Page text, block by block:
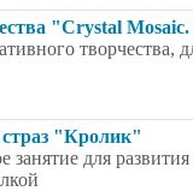
"Crystal
творчества,
"Кролик"
для